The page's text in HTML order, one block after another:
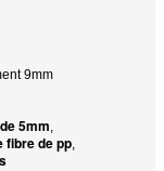
9mm
5mm,
fibre de pp,